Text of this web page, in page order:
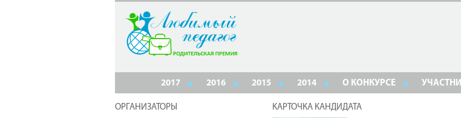
2017 2016 2015 2014 О КОНКУРСЕ
ОРГАНИЗАТОРЫ КАРТОЧКА КАНДИДАТА